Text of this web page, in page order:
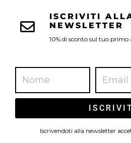
ISCRIVITI
NEWSLETTER
10% di sconto sul tuo primo
Iscrivendoti alla newsletter